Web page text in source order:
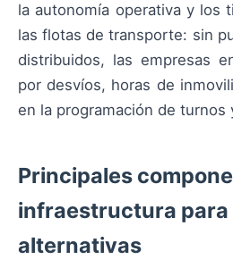
la autonomía operativa y los
las flotas de transporte: sin
distribuidos, las empresas
por desvíos, horas de
en la programación de turnos
Principales
infraestructura
alternativas